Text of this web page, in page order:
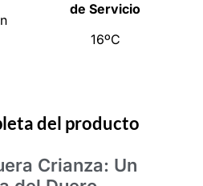
de Servicio
16ºC
del producto
Crianza: Un